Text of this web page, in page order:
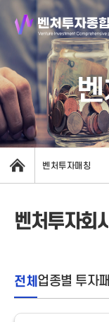
벤처투자매칭
벤처투자회
전체업종별 투자